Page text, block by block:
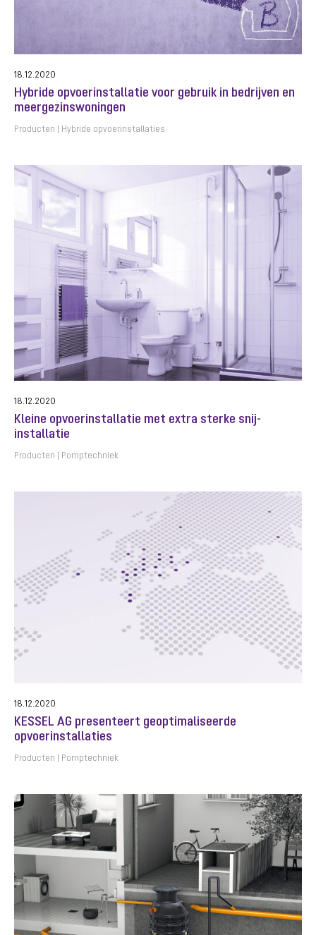
18.12.2020
Hybride opvoerinstallatie voor gebruik in bedrijven en
meergezinswoningen
Producten Hybride opvoerinstallaties
18.12.2020
Kleine opvoerinstallatie met extra sterke snij-
installatie
Producten Pomptechniek
18.12.2020
KESSEL AG presenteert geoptimaliseerde
opvoerinstallaties
Producten Pomptechniek